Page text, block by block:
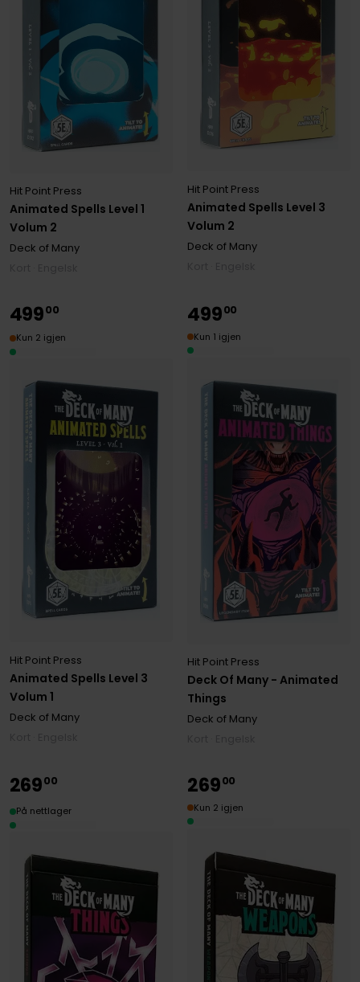
Animated Spells Level 1
Volum 2
Hit Point Press
Deck of Many
Animated Spells Level 3
Volum 2
Hit Point Press
Deck of Many
Animated Spells Level 3
Volum 1
Hit Point Press
Deck of Many
49900
Kun 2 igjen
Deck Of Many - Animated
Things
Hit Point Press
Deck of Many
49900
Kun 1 igjen
26900
På nettlager
26900
Kun 2 igjen